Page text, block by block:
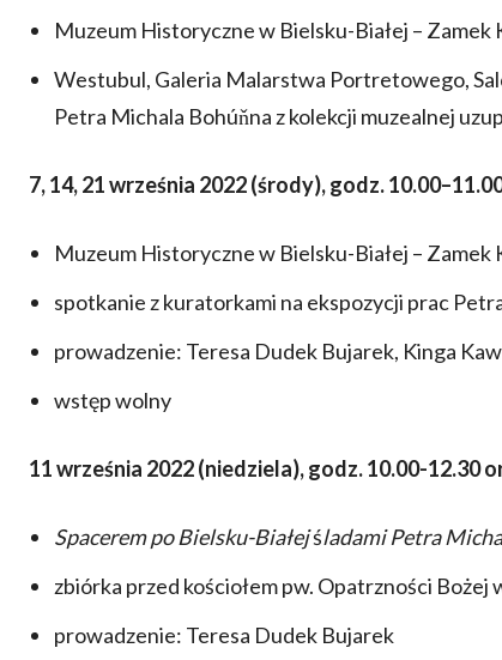
Muzeum Historyczne w Bielsku-Białej – Zamek
Westubul, Galeria Malarstwa Portretowego,
Petra Michala Bohúňna z kolekcji muzealnej
7, 14, 21 września 2022 (środy), godz.
Muzeum Historyczne w Bielsku-Białej – Zamek
spotkanie z kuratorkami na ekspozycji prac
prowadzenie: Teresa Dudek Bujarek, Kinga
wstęp wolny
11 września 2022 (niedziela), godz. 10.00-12.30
Spacerem po Bielsku-Białejśladami Petra
zbiórka przed kościołem pw. Opatrzności Bożej
prowadzenie: Teresa Dudek Bujarek